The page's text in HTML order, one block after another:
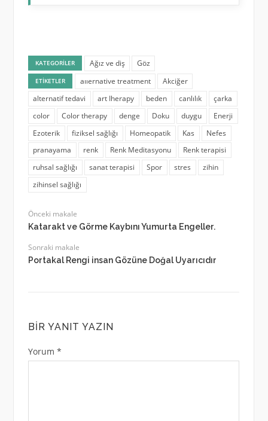
KATEGORILER Ağız ve diş Göz
ETIKETLER aııernative treatment
Akciğer
alternatif tedavi
art Iherapy beden canlılık
çarka
color
Color therapy denge Doku duygu
Enerji
Ezoterik
fiziksel sağlığı Homeopatik Kas
Nefes
pranayama
renk Renk Meditasyonu
Renk terapisi
ruhsal sağlığı
sanat terapisi Spor stres
zihin
zihinsel sağlığı
Önceki makale
Katarakt ve Görme Kaybını Yumurta Engeller.
Sonraki makale
Portakal Rengi insan Gözüne Doğal Uyarıcıdır
BIR YANIT YAZIN
Yorum *